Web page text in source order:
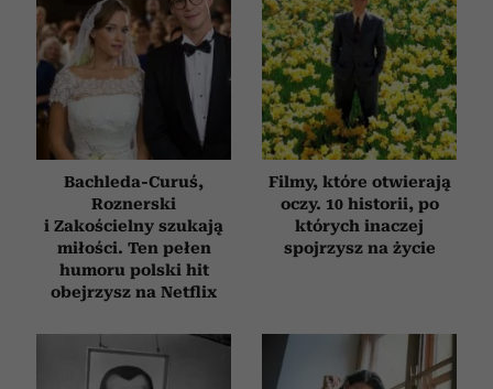
Bachleda-Curuś,
Roznerski
i Zakościelny szukają
miłości. Ten pełen
humoru polski hit
obejrzysz na Netflix
Filmy, które otwierają
oczy. 10 historii, po
których inaczej
spojrzysz na życie